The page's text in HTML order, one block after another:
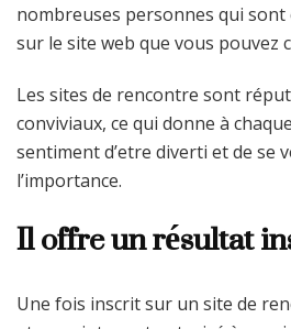
nombreuses personnes qui
sur le site web que vous pouvez
Les sites de rencontre sont
conviviaux, ce qui donne à
sentiment d’etre diverti et de se
l’importance.
Il offre un résultat
Une fois inscrit sur un site de